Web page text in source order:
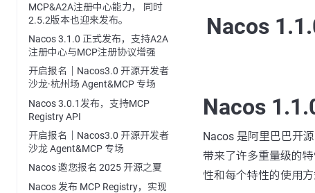
MCP&A2A注册中心能力， 同时
2.5.2版本也迎来发布。
Nacos 3.1.0 正式发布，支持A2A
注册中心与MCP注册协议增强
开启报名｜Nacos3.0 开源开发者
沙龙·杭州场 Agent&MCP 专场
Nacos 3.0.1发布，支持MCP
Registry API
开启报名｜Nacos3.0 开源开发者
沙龙 Agent&MCP 专场
Nacos 邀您报名 2025 开源之夏
Nacos 发布 MCP Registry，实现
Nacos
Nacos
Nacos 是阿里巴巴开
带来了许多重量级的
性和每个特性的使用方